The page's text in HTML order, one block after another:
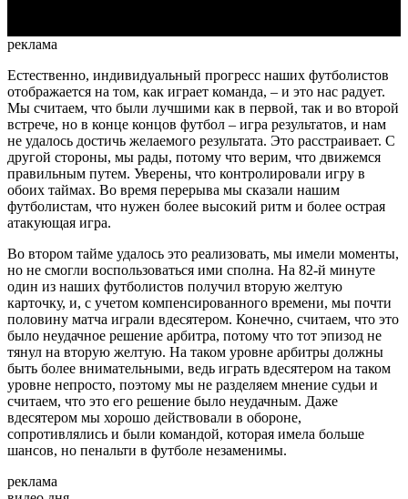
реклама
Естественно, индивидуальный прогресс наших футболистов
отображается на том, как играет команда, – и это нас радует.
Мы считаем, что были лучшими как в первой, так и во второй
встрече, но в конце концов футбол – игра результатов, и нам
не удалось достичь желаемого результата. Это расстраивает. С
другой стороны, мы рады, потому что верим, что движемся
правильным путем. Уверены, что контролировали игру в
обоих таймах. Во время перерыва мы сказали нашим
футболистам, что нужен более высокий ритм и более острая
атакующая игра.
Во втором тайме удалось это реализовать, мы имели моменты,
но не смогли воспользоваться ими сполна. На 82-й минуте
один из наших футболистов получил вторую желтую
карточку, и, с учетом компенсированного времени, мы почти
половину матча играли вдесятером. Конечно, считаем, что это
было неудачное решение арбитра, потому что тот эпизод не
тянул на вторую желтую. На таком уровне арбитры должны
быть более внимательными, ведь играть вдесятером на таком
уровне непросто, поэтому мы не разделяем мнение судьи и
считаем, что это его решение было неудачным. Даже
вдесятером мы хорошо действовали в обороне,
сопротивлялись и были командой, которая имела больше
шансов, но пенальти в футболе незаменимы.
реклама